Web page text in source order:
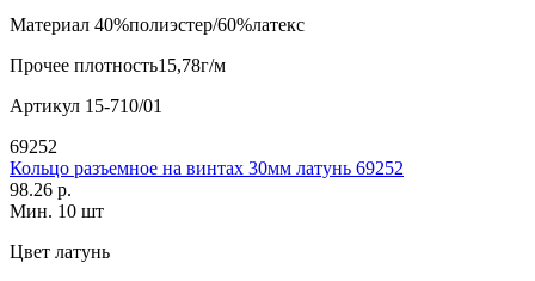
Материал 40%полиэстер/60%латекс
Прочее плотность15,78г/м
Артикул 15-710/01
69252
Кольцо разъемное на винтах 30мм латунь 69252
98.26 р.
Мин. 10 шт
Цвет латунь